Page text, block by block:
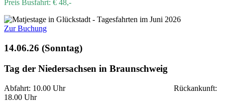
Preis Busfahrt: € 48,-
Zur Buchung
14.06.26 (Sonntag)
Tag der Niedersachsen in Braunschweig
Abfahrt: 10.00 Uhr Rückankunft:
18.00 Uhr